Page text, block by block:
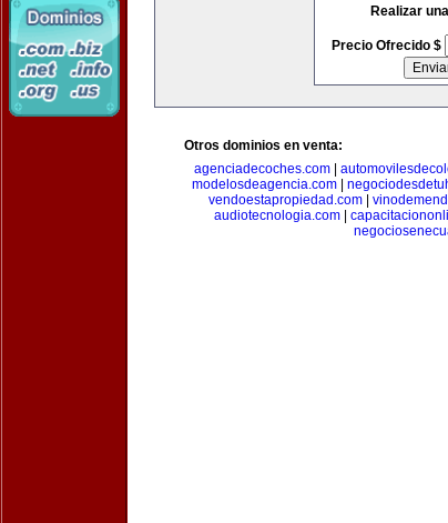
Realizar
Precio Ofrecido $
Otros dominios en venta:
agenciadecoches.com
modelosdeagencia.com
vendoestapropiedad.com|
audiotecnologia.com